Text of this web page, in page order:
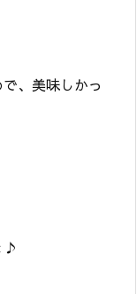
、美味しかっ
♪